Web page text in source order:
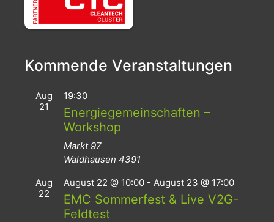
Kommende Veranstaltungen
Aug
21
19:30
Energiegemeinschaften –
Workshop
Markt 97
Waldhausen 4391
Aug
22
August 22 @ 10:00 - August 23 @ 17:00
EMC Sommerfest & Live V2G-
Feldtest